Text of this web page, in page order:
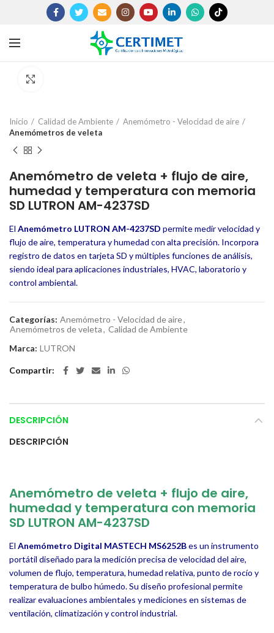
Inicio Calidad de Ambiente
Anemómetro - Velocidad de aire
Anemómetros de veleta
Anemómetro de veleta + flujo de aire,
humedad y temperatura con memoria
SD LUTRON AM-4237SD
El Anemómetro LUTRON AM-4237SD permite medir velocidad y
flujo de aire, temperatura y humedad con alta precisión. Incorpora
registro de datos en tarjeta SD y múltiples funciones de análisis,
siendo ideal para aplicaciones industriales, HVAC, laboratorio y
control ambiental.
Categorías: Anemómetro - Velocidad de aire,
Anemómetros de veleta, Calidad de Ambiente
Marca: LUTRON
Compartir
DESCRIPCIÓN
DESCRIPCIÓN
Anemómetro de veleta + flujo de aire,
humedad y temperatura con memoria
SD LUTRON AM-4237SD
El Anemómetro Digital MASTECH MS6252Bes un instrumento
portátil diseñado para la medición precisa de velocidad del aire,
volumen de flujo, temperatura, humedad relativa, punto de rocío y
temperatura de bulbo húmedo. Su diseño profesional permite
realizar evaluaciones ambientales y mediciones en sistemas de
ventilación, climatización y control industrial.